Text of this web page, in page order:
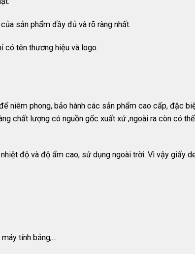
sản phẩm đầy đủ và rõ ràng nhất.
có tên thương hiệu và logo.
niêm phong, bảo hành các sản phẩm cao cấp, đặc
chất lượng có nguồn gốc xuất xứ ,ngoài ra còn có
độ và độ ẩm cao, sử dụng ngoài trời. Vì vậy giấy
tính bảng,…